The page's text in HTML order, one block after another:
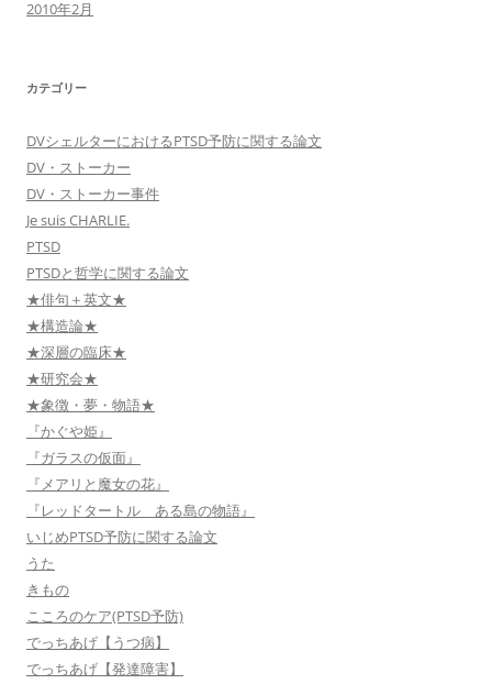
2010年2月
カテゴリー
DVシェルターにおけるPTSD予防に関する論文
DV・ストーカー
DV・ストーカー事件
Je suis CHARLIE.
PTSD
PTSDと哲学に関する論文
★俳句＋英文★
★構造論★
★深層の臨床★
★研究会★
★象徴・夢・物語★
『かぐや姫』
『ガラスの仮面』
『メアリと魔女の花』
『レッドタートル ある島の物語』
いじめPTSD予防に関する論文
うた
きもの
こころのケア(PTSD予防)
でっちあげ【うつ病】
でっちあげ【発達障害】